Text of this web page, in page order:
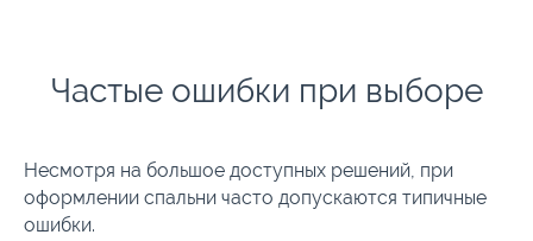
Частые ошибки при выборе
Несмотря на большое доступных решений, при
оформлении спальни часто допускаются типичные
ошибки.